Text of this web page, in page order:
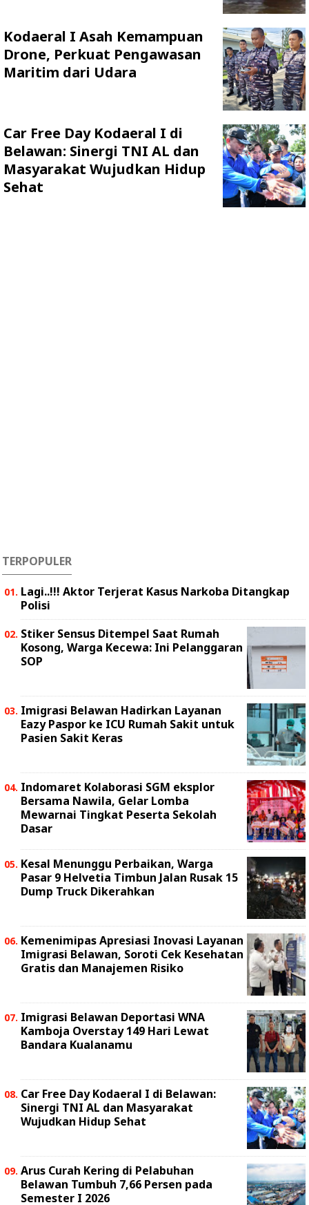
Kodaeral I Asah Kemampuan
Drone, Perkuat Pengawasan
Maritim dari Udara
Car Free Day Kodaeral I di
Belawan: Sinergi TNI AL dan
Masyarakat Wujudkan Hidup
Sehat
TERPOPULER
Lagi..!!! Aktor Terjerat Kasus Narkoba Ditangkap
Polisi
Stiker Sensus Ditempel Saat Rumah
Kosong, Warga Kecewa: Ini Pelanggaran
SOP
Imigrasi Belawan Hadirkan Layanan
Eazy Paspor ke ICU Rumah Sakit untuk
Pasien Sakit Keras
Indomaret Kolaborasi SGM eksplor
Bersama Nawila, Gelar Lomba
Mewarnai Tingkat Peserta Sekolah
Dasar
Kesal Menunggu Perbaikan, Warga
Pasar 9 Helvetia Timbun Jalan Rusak 15
Dump Truck Dikerahkan
Kemenimipas Apresiasi Inovasi Layanan
Imigrasi Belawan, Soroti Cek Kesehatan
Gratis dan Manajemen Risiko
Imigrasi Belawan Deportasi WNA
Kamboja Overstay 149 Hari Lewat
Bandara Kualanamu
Car Free Day Kodaeral I di Belawan:
Sinergi TNI AL dan Masyarakat
Wujudkan Hidup Sehat
Arus Curah Kering di Pelabuhan
Belawan Tumbuh 7,66 Persen pada
Semester I 2026